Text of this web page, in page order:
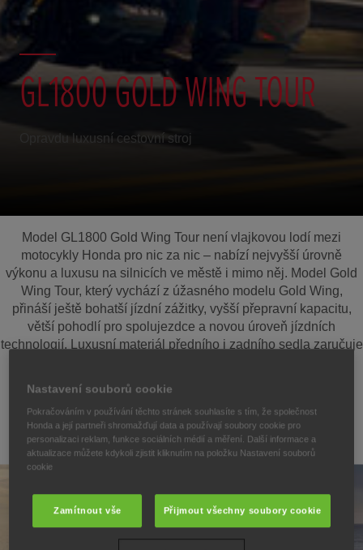
GL1800 GOLD WING TOUR
Opravdu luxusní cestovní stroj
Model GL1800 Gold Wing Tour není vlajkovou lodí mezi
motocykly Honda pro nic za nic – nabízí nejvyšší úrovně
výkonu a luxusu na silnicích ve městě i mimo něj. Model Gold
Wing Tour, který vychází z úžasného modelu Gold Wing,
přináší ještě bohatší jízdní zážitky, vyšší přepravní kapacitu,
větší pohodlí pro spolujezdce a novou úroveň jízdních
technologií. Luxusní materiál předního i zadního sedla zaručuje
Nastavení souborů cookie
Pokračováním v používání těchto stránek souhlasíte s tím, že společnost
Honda a její partneři shromažďují data a používají soubory cookie pro
personalizaci reklam, funkce sociálních médií a měření. Další informace a
aktualizace můžete kdykoli zjistit kliknutím na položku Nastavení souborů
cookie
Zamítnout vše Přijmout všechny soubory cookie